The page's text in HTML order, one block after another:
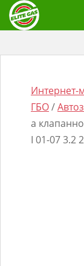
p
Интернет-
ГБО/
а
I 01-07 3.2